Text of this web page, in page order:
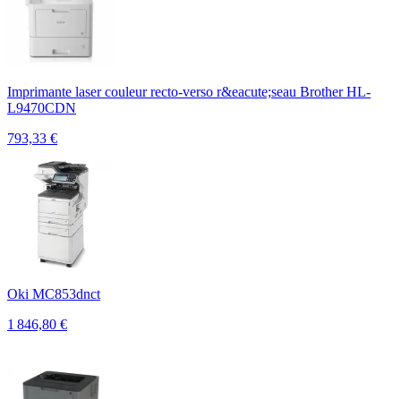
Imprimante laser couleur recto-verso r&eacute;seau Brother HL-
L9470CDN
793,33 €
Oki MC853dnct
1 846,80 €